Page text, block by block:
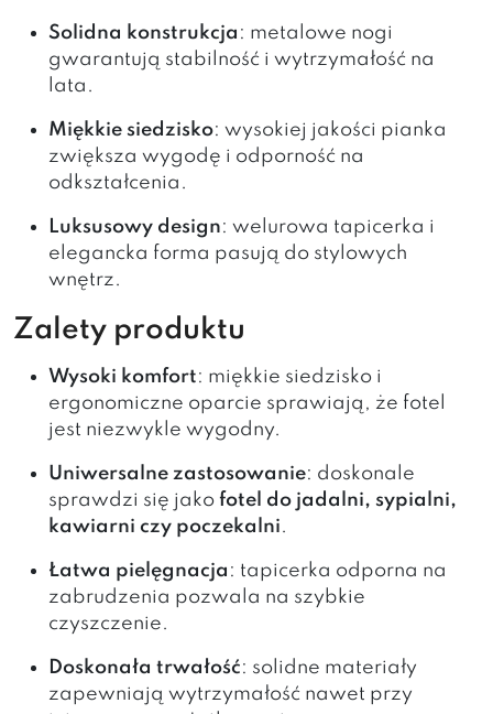
Solidna konstrukcja : metalowe nogi
gwarantują stabilność i wytrzymałość na
lata.
Miękkie siedzisko: wysokiej jakości pianka
zwiększa wygodę i odporność na
odkształcenia.
Luksusowy design: welurowa tapicerka i
elegancka forma pasują do stylowych
wnętrz.
Zalety produktu
Wysoki komfort: miękkie siedzisko i
ergonomiczne oparcie sprawiają, że fotel
jest niezwykle wygodny.
Uniwersalne zastosowanie: doskonale
sprawdzi się jako fotel do jadalni, sypialni,
kawiarni czy poczekalni.
Łatwa pielęgnacja : tapicerka odporna na
zabrudzenia pozwala na szybkie
czyszczenie.
Doskonała trwałość: solidne materiały
zapewniają wytrzymałość nawet przy